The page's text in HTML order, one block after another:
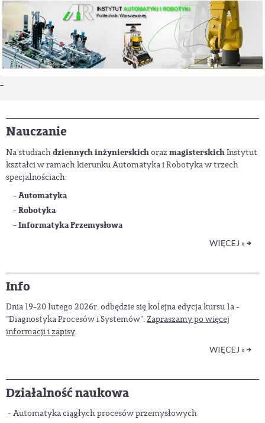
Nauczanie
Na studiachdziennych inżynierskichorazmagisterskichInstytut
kształci w ramach kierunku Automatyka i Robotyka w trzech
specjalnościach:
- Automatyka
- Robotyka
- Informatyka Przemysłowa
WIĘCEJ »
Info
Dnia 19-20 lutego 2026r. odbędzie się kolejna edycja kursu 1a -
"Diagnostyka Procesów i Systemów".Zapraszamy po więcej
informacji i zapisy.
WIĘCEJ »
Działalność naukowa
- Automatyka ciągłych procesów przemysłowych